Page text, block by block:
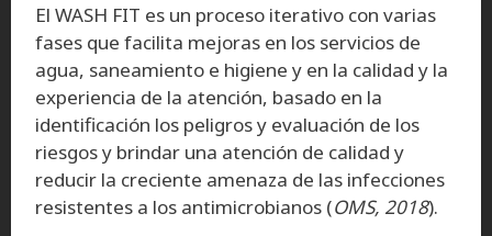
El WASH FIT es un proceso iterativo con varias
fases que facilita mejoras en los servicios de
agua, saneamiento e higiene y en la calidad y la
experiencia de la atención, basado en la
identificación los peligros y evaluación de los
riesgos y brindar una atención de calidad y
reducir la creciente amenaza de las infecciones
resistentes a los antimicrobianos (OMS, 2018).